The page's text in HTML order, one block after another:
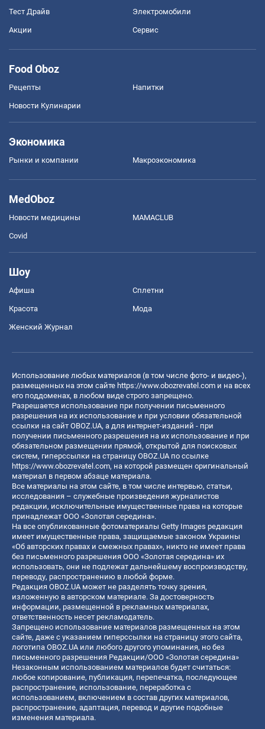
Тест Драйв Электромобили
Акции Сервис
Food Oboz
Рецепты Напитки
Новости Кулинарии
Экономика
Рынки и компании Mакроэкономика
MedOboz
Новости медицины MAMACLUB
Covid
Шоу
Афиша Сплетни
Красота Мода
Женский Журнал
Использование любых материалов (в том числе фото- и видео-),
размещенных на этом сайте https://www.obozrevatel.com и на всех
его поддоменах, в любом виде строго запрещено.
Разрешается использование при получении письменного
разрешения на их использование и при условии обязательной
ссылки на сайт OBOZ.UA, а для интернет-изданий - при
получении письменного разрешения на их использование и при
обязательном размещении прямой, открытой для поисковых
систем, гиперссылки на страницу OBOZ.UA по ссылке
https://www.obozrevatel.com, на которой размещен оригинальный
материал в первом абзаце материала.
Все материалы на этом сайте, в том числе интервью, статьи,
исследования – служебные произведения журналистов
редакции, исключительные имущественные права на которые
принадлежат ООО «Золотая середина».
На все опубликованные фотоматериалы Getty Images редакция
имеет имущественные права, защищаемые законом Украины
«Об авторских правах и смежных правах», никто не имеет права
без письменного разрешения ООО «Золотая середина» их
использовать, они не подлежат дальнейшему воспроизводству,
переводу, распространению в любой форме.
Редакция OBOZ.UA может не разделять точку зрения,
изложенную в авторском материале. За достоверность
информации, размещенной в рекламных материалах,
ответственность несет рекламодатель.
Запрещено использование материалов размещенных на этом
сайте, даже с указанием гиперссылки на страницу этого сайта,
логотипа OBOZ.UA или любого другого упоминания, но без
письменного разрешения Редакции/ООО «Золотая середина»
Незаконным использованием материалов будет считаться:
любое копирование, публикация, перепечатка, последующее
распространение, использование, переработка с
использованием, включением в состав других материалов,
распространение, адаптация, перевод и другие подобные
изменения материала.